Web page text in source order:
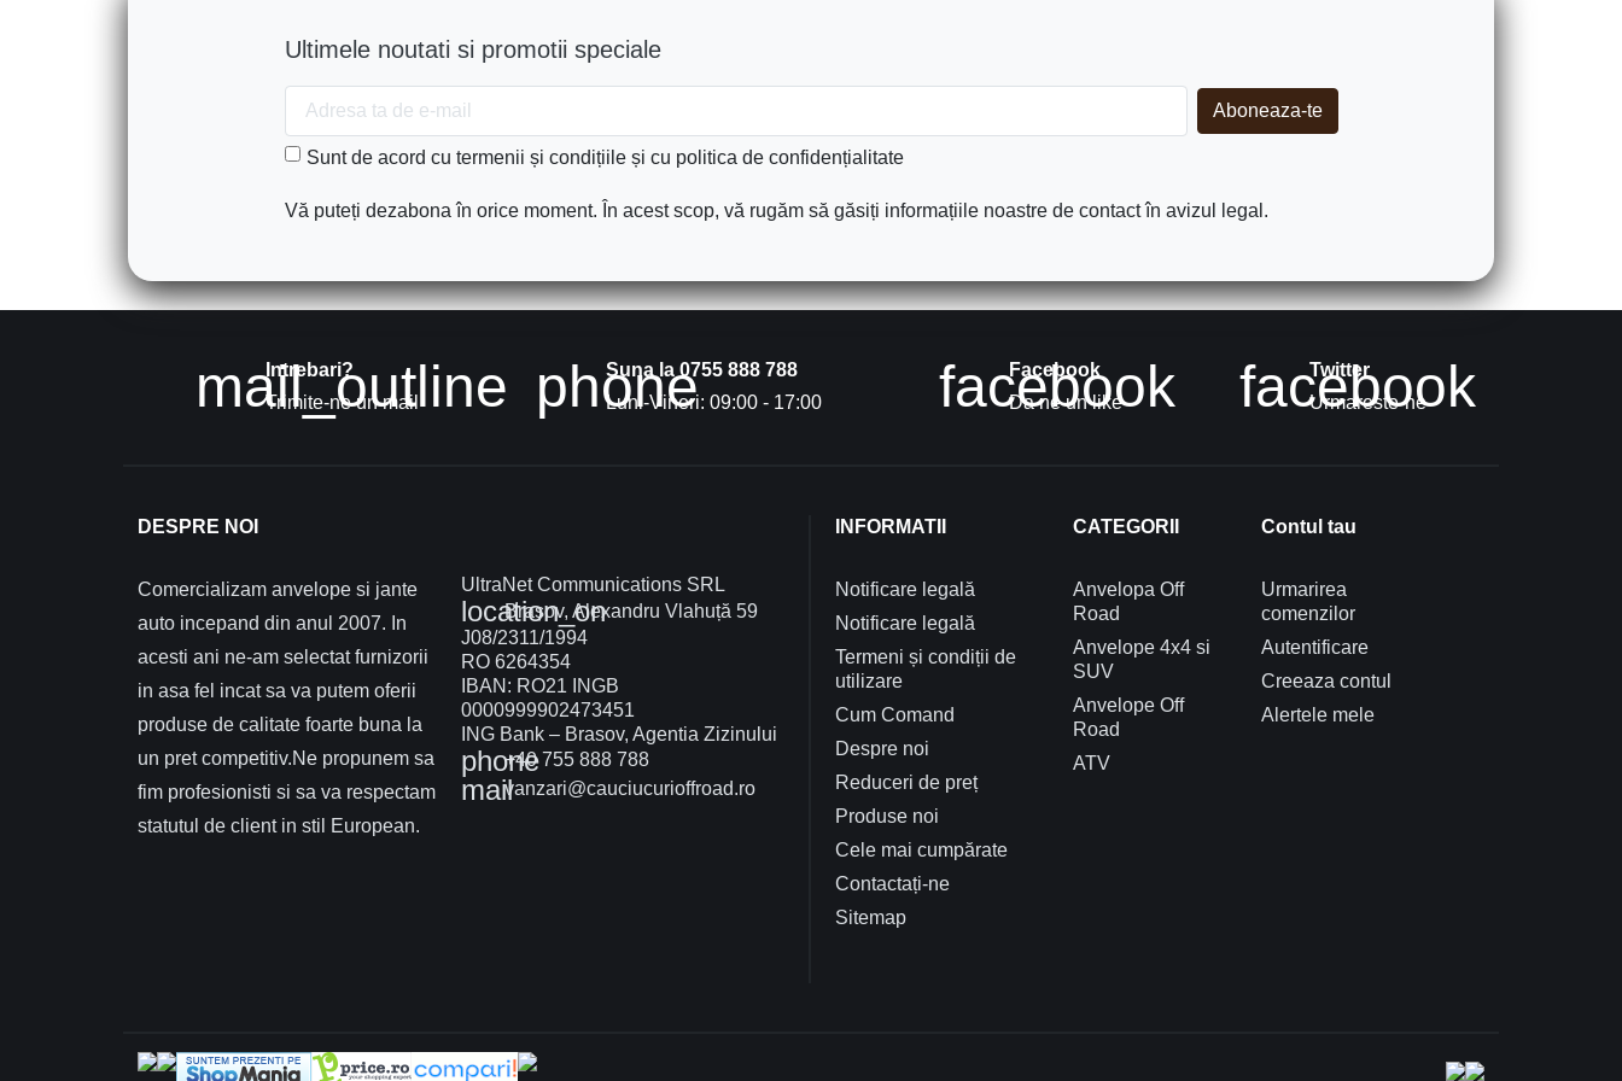
Ultimele noutati si promotii speciale
Sunt de acord cu termenii și condițiile și cu politica de confidențialitate
Vă puteți dezabona în orice moment. În acest scop, vă rugăm să găsiți informațiile noastre de contact în avizul legal.
mail_outline
Intrebari?
Trimite-ne un mail
phone
Suna la 0755 888 788
Luni-Vineri: 09:00 - 17:00
facebook
Facebook
Da ne un like
facebook
Twitter
Urmareste-ne
DESPRE NOI
Comercializam anvelope si jante
auto incepand din anul 2007. In
acesti ani ne-am selectat furnizorii
in asa fel incat sa va putem oferii
produse de calitate foarte buna la
un pret competitiv.Ne propunem sa
fim profesionisti si sa va respectam
statutul de client in stil European.
UltraNet Communications SRL
location_on
Brașov, Alexandru Vlahuță 59
J08/2311/1994
RO 6264354
IBAN: RO21 INGB
0000999902473451
ING Bank – Brasov, Agentia Zizinului
phone+40 755 888 788
mailvanzari@cauciucurioffroad.ro
INFORMATII
Notificare legală
Notificare legală
Termeni și condiții de
utilizare
Cum Comand
Despre noi
Reduceri de preț
Produse noi
Cele mai cumpărate
Contactați-ne
Sitemap
CATEGORII
Anvelopa Off
Road
Anvelope 4x4 si
SUV
Anvelope Off
Road
ATV
Contul tau
Urmarirea
comenzilor
Autentificare
Creeaza contul
Alertele mele